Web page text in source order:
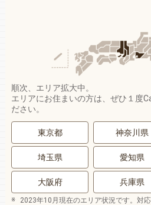
順次、エリア拡大中。
エリアにお住まいの方は、ぜひ１度
ださい。
東京都 神奈川県
埼玉県 愛知県
大阪府 兵庫県
2023年10月現在のエリア状況です。対